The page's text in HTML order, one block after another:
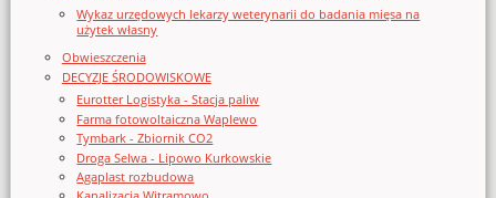
Wykaz urzędowych lekarzy weterynarii do badania mięsa na
użytek własny
Obwieszczenia
DECYZJE ŚRODOWISKOWE
Eurotter Logistyka - Stacja paliw
Farma fotowoltaiczna Waplewo
Tymbark - Zbiornik CO2
Droga Selwa - Lipowo Kurkowskie
Agaplast rozbudowa